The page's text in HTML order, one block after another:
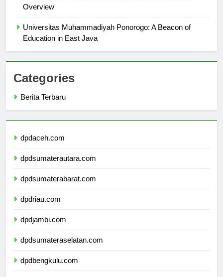
Exploring Universitas Bina Darma: A Comprehensive
Universitas Muhammadiyah Ponorogo: A Beacon of
Categories